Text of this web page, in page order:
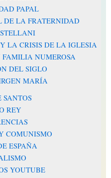
PAPAL
DE LA FRATERNIDAD
LA CRISIS DE LA IGLESIA
NUMEROSA
DEL SIGLO
MARÍA
SANTOS
REY
COMUNISMO
ESPAÑA
YOUTUBE